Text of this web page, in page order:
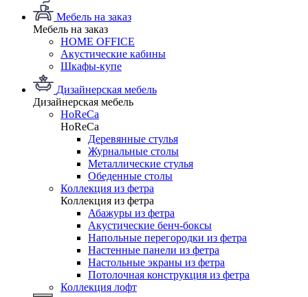
Мебель на заказ
Мебель на заказ
HOME OFFICE
Акустические кабины
Шкафы-купе
Дизайнерская мебель
Дизайнерская мебель
HoReCa
HoReCa
Деревянные стулья
Журнальные столы
Металлические стулья
Обеденные столы
Коллекция из фетра
Коллекция из фетра
Абажуры из фетра
Акустические бенч-боксы
Напольные перегородки из фетра
Настенные панели из фетра
Настольные экраны из фетра
Потолочная конструкция из фетра
Коллекция лофт